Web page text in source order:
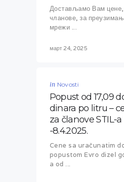
Достављамо Вам
чланове, за
мрежи ...
март 24, 2025
in Novosti
Popust od 17,09
dinara po litru –
za članove STIL-
-8.4.2025.
Cene sa uračunatim
popustom Evro dizel
a od ...